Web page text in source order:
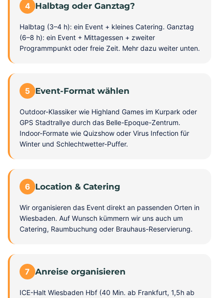
4 Halbtag oder Ganztag?
Halbtag (3–4 h): ein Event + kleines Catering. Ganztag
(6–8 h): ein Event + Mittagessen + zweiter
Programmpunkt oder freie Zeit. Mehr dazu weiter unten.
5 Event-Format wählen
Outdoor-Klassiker wie Highland Games im Kurpark oder
GPS Stadtrallye durch das Belle-Epoque-Zentrum.
Indoor-Formate wie Quizshow oder Virus Infection für
Winter und Schlechtwetter-Puffer.
6 Location & Catering
Wir organisieren das Event direkt an passenden Orten in
Wiesbaden. Auf Wunsch kümmern wir uns auch um
Catering, Raumbuchung oder Brauhaus-Reservierung.
7 Anreise organisieren
ICE-Halt Wiesbaden Hbf (40 Min. ab Frankfurt, 1,5h ab